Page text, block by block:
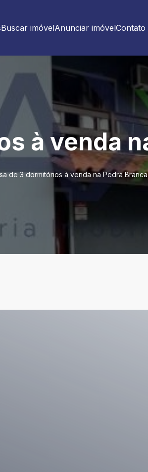
Buscar imóvelAnunciar imóvelContato
à venda
de 3 dormitórios à venda na Pedra Branca